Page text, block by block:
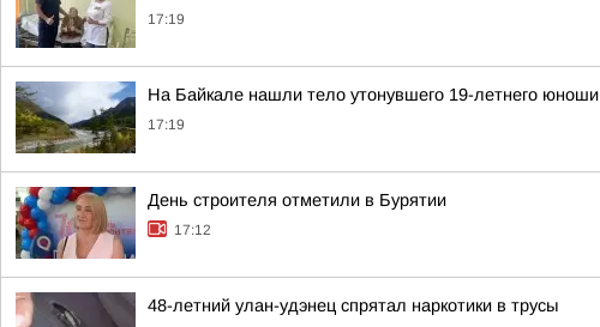
17:19
На Байкале нашли тело утонувшего 19-летнего юноши
17:19
День строителя отметили в Бурятии
17:12
48-летний улан-удэнец спрятал наркотики в трусы